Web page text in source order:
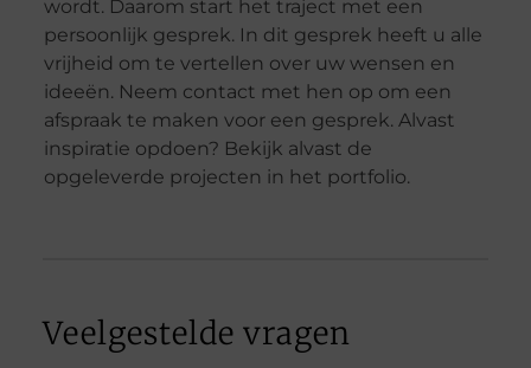
wordt. Daarom start het traject met een
persoonlijk gesprek. In dit gesprek heeft u alle
vrijheid om te vertellen over uw wensen en
ideeën. Neem contact met hen op om een
afspraak te maken voor een gesprek. Alvast
inspiratie opdoen? Bekijk alvast de
opgeleverde projecten in het portfolio.
Veelgestelde vragen